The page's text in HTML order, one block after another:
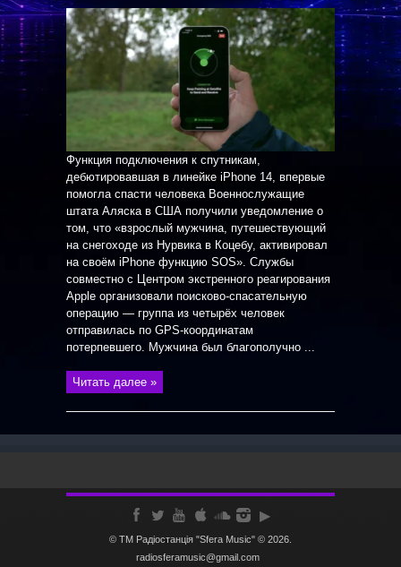
Функция подключения к спутникам,
дебютировавшая в линейке iPhone 14, впервые
помогла спасти человека Военнослужащие
штата Аляска в США получили уведомление о
том, что «взрослый мужчина, путешествующий
на снегоходе из Нурвика в Коцебу, активировал
на своём iPhone функцию SOS». Службы
совместно с Центром экстренного реагирования
Apple организовали поисково-спасательную
операцию — группа из четырёх человек
отправилась по GPS-координатам
потерпевшего. Мужчина был благополучно ...
Читать далее »
© ТМ Радiостанцiя "Sfera Music" © 2026.
radiosferamusic@gmail.com